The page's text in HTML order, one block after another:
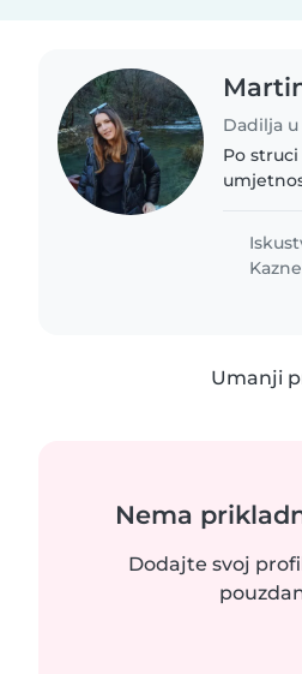
Dadilja
Po
Umanji
Nema
Dodajte svoj